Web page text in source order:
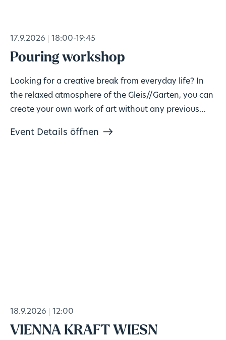
17.9.2026 18:00-19:45
Pouring workshop
Looking for a creative break from everyday life? In
the relaxed atmosphere of the Gleis//Garten, you can
create your own work of art without any previous
Event Details öffnen
18.9.2026 12:00
VIENNA KRAFT WIESN